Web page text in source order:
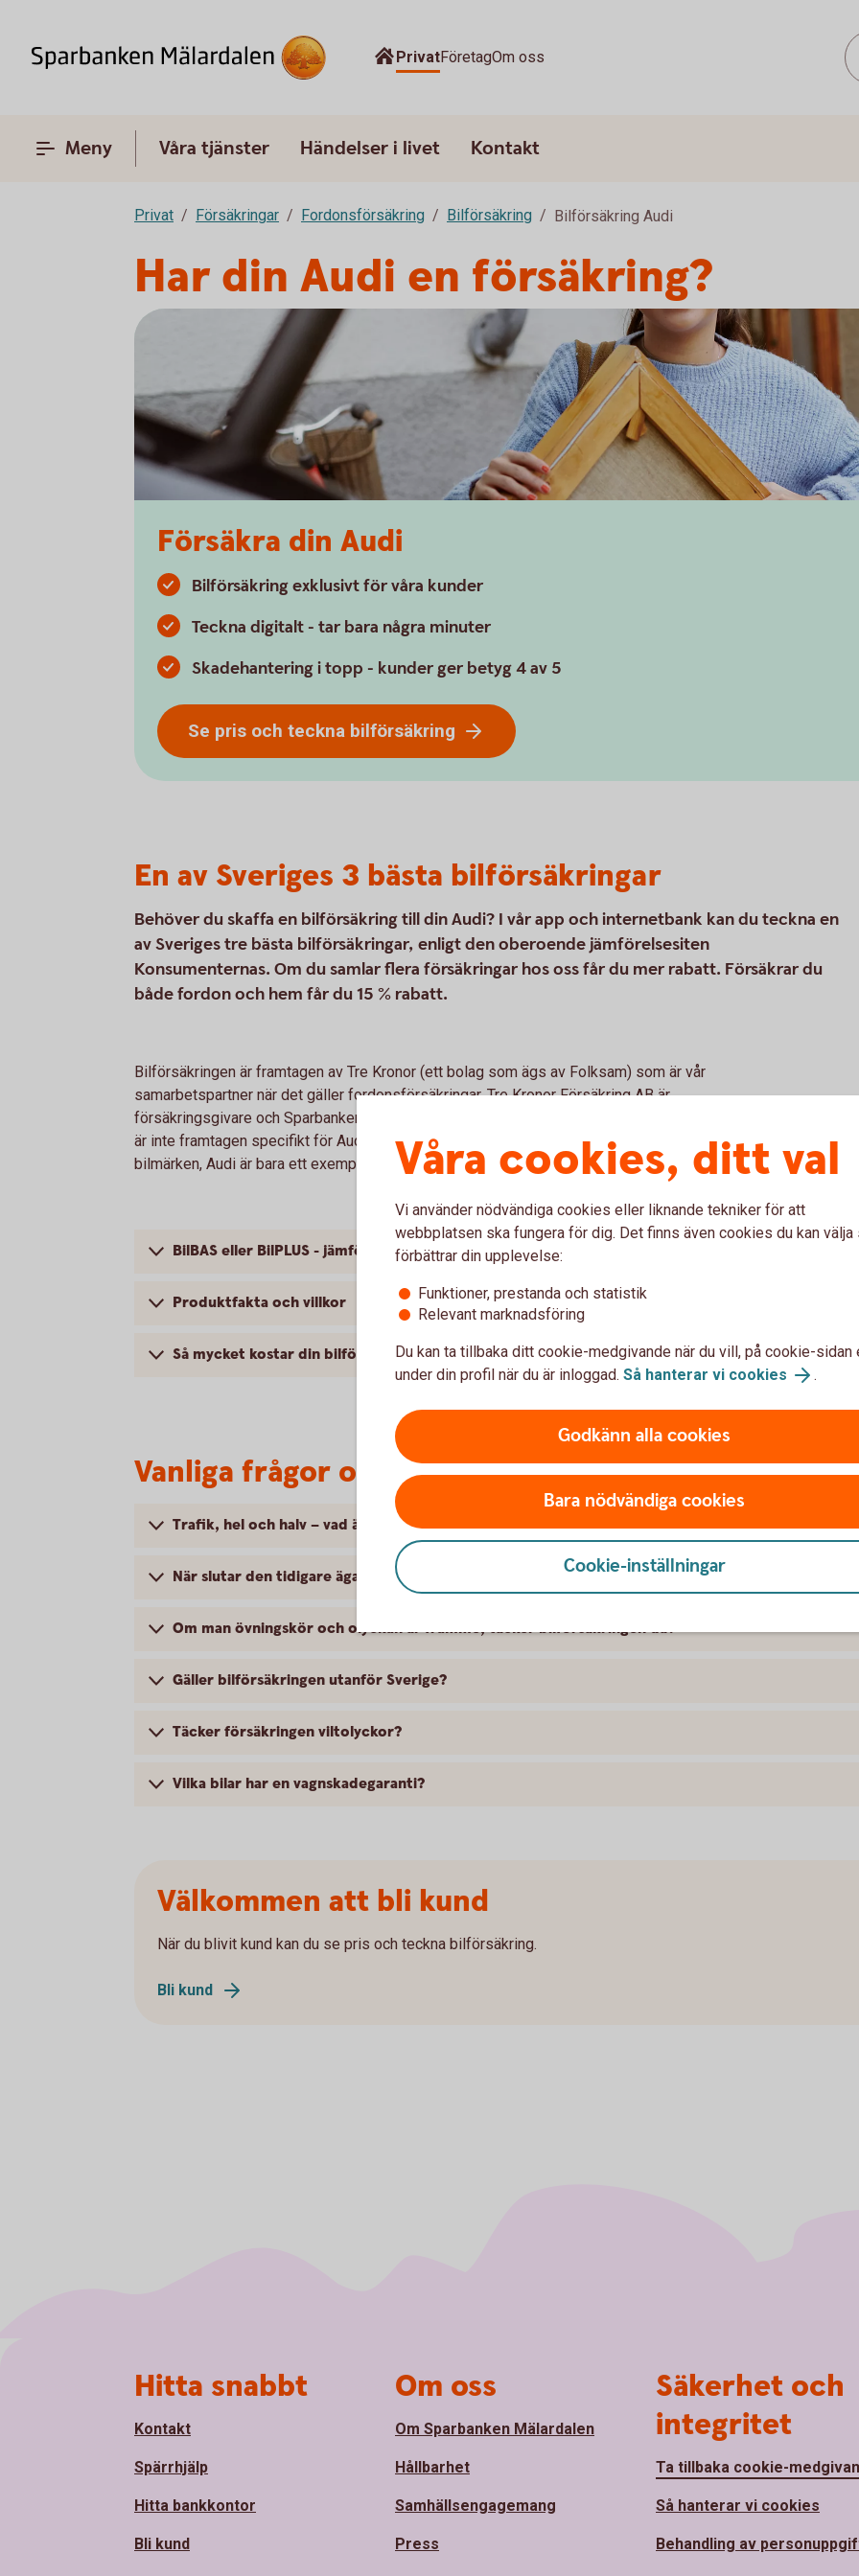
PrivatFöretagOm oss
Meny Våra tjänster Händelser i livet Kontakt
Privat Försäkringar Fordonsförsäkring Bilförsäkring Bilförsäkring Audi
Har din Audi en försäkring?
Försäkra din Audi
Bilförsäkring exklusivt för våra kunder
Teckna digitalt - tar bara några minuter
Skadehantering i topp - kunder ger betyg 4 av 5
Se pris och teckna bilförsäkring
En av Sveriges 3 bästa bilförsäkringar
Behöver du skaffa en bilförsäkring till din Audi? I vår app och internetbank kan du teckna en
av Sveriges tre bästa bilförsäkringar, enligt den oberoende jämförelsesiten
Konsumenternas. Om du samlar flera försäkringar hos oss får du mer rabatt. Försäkrar du
både fordon och hem får du 15 % rabatt.
Bilförsäkringen är framtagen av Tre Kronor (ett bolag som ägs av Folksam) som är vår
samarbetspartner när det gäller fordonsförsäkringar. Tre Kronor Försäkring AB är
försäkringsgivare och Sparbanken Mälardalen är försäkringsförmedlare. Bilförsäkringen
är inte framtagen specifikt för Audi; bilförsäkringen vi erbjuder kan tecknas för alla
bilmärken, Audi är bara ett exempel.
BilBAS eller BilPLUS - jämför innehåll
Produktfakta och villkor
Så mycket kostar din bilförsäkring
Vanliga frågor om att försäkra Audi
Trafik, hel och halv – vad är det för skillnad på försäkringarna?
När slutar den tidigare ägarens försäkring att gälla?
Om man övningskör och olyckan är framme, täcker bilförsäkringen då?
Gäller bilförsäkringen utanför Sverige?
Täcker försäkringen viltolyckor?
Vilka bilar har en vagnskadegaranti?
Välkommen att bli kund
När du blivit kund kan du se pris och teckna bilförsäkring.
Bli kund
Våra cookies, ditt val
Vi använder nödvändiga cookies eller liknande tekniker för att
webbplatsen ska fungera för dig. Det finns även cookies du kan välja
förbättrar din upplevelse:
Funktioner, prestanda och statistik
Relevant marknadsföring
Du kan ta tillbaka ditt cookie-medgivande när du vill, på cookie-sidan
under din profil när du är inloggad. Så hanterar vi cookies .
Godkänn alla cookies
Bara nödvändiga cookies
Cookie-inställningar
Hitta snabbt
Kontakt
Spärrhjälp
Hitta bankkontor
Bli kund
Om oss
Om Sparbanken Mälardalen
Hållbarhet
Samhällsengagemang
Press
Säkerhet och
integritet
Ta tillbaka cookie-
Så hanterar vi cookies
Behandling av